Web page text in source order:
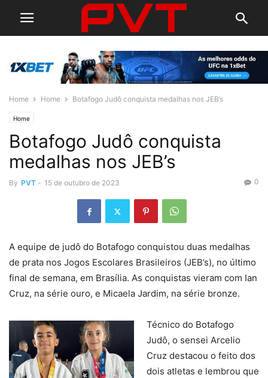
Home Home Botafogo Judô conquista medalhas nos JEB’s
Home
Botafogo Judô conquista
medalhas nos JEB’s
By PVT - 15 de outubro de 2023 0
A equipe de judô do Botafogo conquistou duas medalhas
de prata nos Jogos Escolares Brasileiros (JEB’s), no último
final de semana, em Brasília. As conquistas vieram com Ian
Cruz, na série ouro, e Micaela Jardim, na série bronze.
Técnico do Botafogo
Judô, o sensei Arcelio
Cruz destacou o feito dos
dois atletas e lembrou que